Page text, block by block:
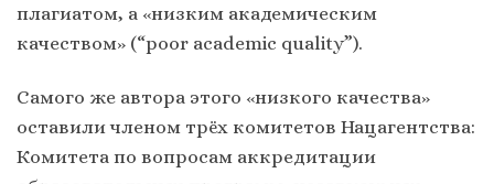
плагиатом, а «низким академическим
качеством» (“poor academic quality”).
Самого же автора этого «низкого качества»
оставили членом трёх комитетов Нацагентства:
Комитета по вопросам аккредитации